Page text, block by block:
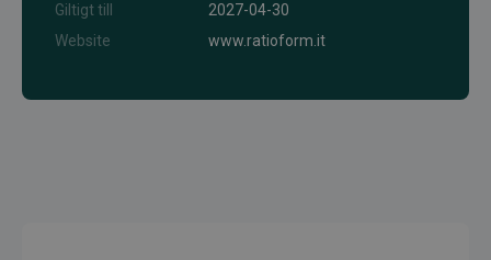
Giltigt till
2027-04-30
Website
www.ratioform.it